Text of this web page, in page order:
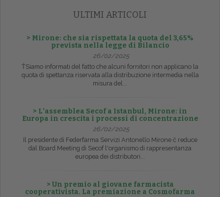
ULTIMI ARTICOLI
> Mirone: che sia rispettata la quota del 3,65%
prevista nella legge di Bilancio
26/02/2025
ŤSiamo informati del fatto che alcuni fornitori non applicano la
quota di spettanza riservata alla distribuzione intermedia nella
misura del...
> L’assemblea Secof a Istanbul, Mirone: in
Europa in crescita i processi di concentrazione
26/02/2025
Il presidente di Federfarma Servizi Antonello Mirone č reduce
dal Board Meeting di Secof l'organismo di rappresentanza
europea dei distributori...
> Un premio al giovane farmacista
cooperativista. La premiazione a Cosmofarma